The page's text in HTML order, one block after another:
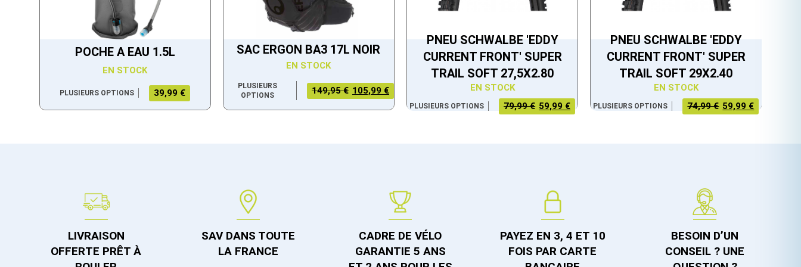
POCHE A EAU 1.5L
EN STOCK
PLUSIEURS OPTIONS 39,99 €
SAC ERGON BA3 17L NOIR
EN STOCK
PLUSIEURS
OPTIONS
149,95 €
LE PRIX
INITIAL
105,99 €
LE PRIX
ACTUEL
PNEU SCHWALBE 'EDDY
CURRENT FRONT' SUPER
TRAIL SOFT 27,5X2.80
EN STOCK
PLUSIEURS OPTIONS 79,99 €
LE PRIX
59,99 €
LE PRIX
PNEU SCHWALBE 'EDDY
CURRENT FRONT' SUPER
TRAIL SOFT 29X2.40
EN STOCK
PLUSIEURS OPTIONS 74,99 €
LE PRIX
59,99 €
LE PRIX
LIVRAISON
OFFERTE PRÊT À
SAV DANS TOUTE
LA FRANCE
CADRE DE VÉLO
GARANTIE 5 ANS
PAYEZ EN 3, 4 ET 10
FOIS PAR CARTE
BESOIN D’UN
CONSEIL ? UNE